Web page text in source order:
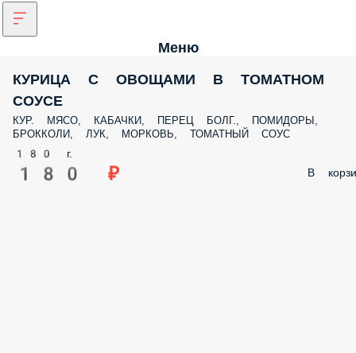
Меню
КУРИЦА С ОВОЩАМИ В ТОМАТНОМ
СОУСЕ
КУР. МЯСО, КАБАЧКИ, ПЕРЕЦ БОЛГ., ПОМИДОРЫ,
БРОККОЛИ, ЛУК, МОРКОВЬ, ТОМАТНЫЙ СОУС
180 г.
180 ₽ В